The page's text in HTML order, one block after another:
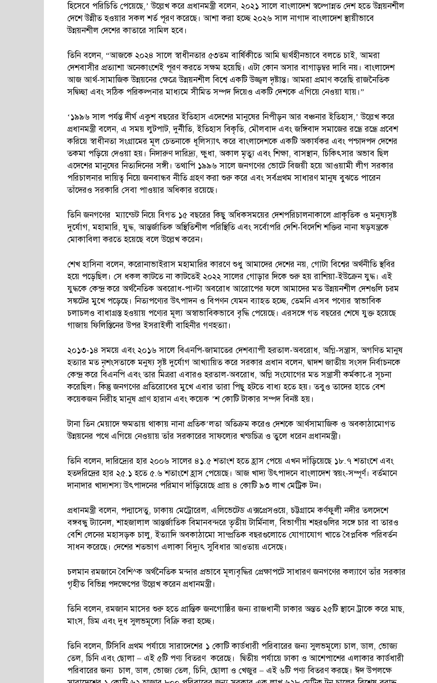
হিসেবে পরিচিতি পেয়েছে,’ উল্লেখ করে প্রধানমন্ত্রী বলেন, ২০২১ সালে বাংলাদেশ স্বল্পোন্নত দেশ হতে উন্নয়নশীল
দেশে উন্নীত হওয়ার সকল শর্ত পূরণ করেছে। আশা করা হচ্ছে ২০২৬ সাল নাগাদ বাংলাদেশ স্থায়ীভাবে
উন্নয়নশীল দেশের কাতারে সামিল হবে।
তিনি বলেন, “আজকে ২০২৪ সালে স্বাধীনতার ৫৩তম বার্ষিকীতে আমি দ্ব্যর্থহীনভাবে বলতে চাই, আমরা
দেশবাসীর প্রত্যাশা অনেকাংশেই পূরণ করতে সক্ষম হয়েছি। এটা কোন অসার বাগাড়ম্বর দাবি নয়। বাংলাদেশ
আজ আর্থ-সামাজিক উন্নয়নের ক্ষেত্রে উন্নয়নশীল বিশ্বে একটি উজ্জ্বল দৃষ্টান্ত। আমরা প্রমাণ করেছি রাজনৈতিক
সদ্বিচ্ছা এবং সঠিক পরিকল্পনার মাধ্যমে সীমিত সম্পদ দিয়েও একটি দেশকে এগিয়ে নেওয়া যায়।”
‘১৯৯৬ সাল পর্যন্ত দীর্ঘ একুশ বছরের ইতিহাস এদেশের মানুষের নিপীড়ন আর বঞ্চনার ইতিহাস,’ উল্লেখ করে
প্রধানমন্ত্রী বলেন, এ সময় লুটপাট, দুর্নীতি, ইতিহাস বিকৃতি, মৌলবাদ এবং জঙ্গিবাদ সমাজের রন্ধ্রে রন্ধ্রে প্রবেশ
করিয়ে স্বাধীনতা সংগ্রামের মূল চেতনাকে ধূলিস্যাৎ করে বাংলাদেশকে একটি অকার্যকর এবং পশ্চাদপদ দেশের
তকমা পড়িয়ে দেওয়া হয়। নিদারুণ দারিদ্র্য, ক্ষুধা, অকাল মৃত্যু এবং শিক্ষা, বাসস্থান, চিকিৎসার অভাব ছিল
এদেশের মানুষের নিত্যদিনের সঙ্গী। তথাপি ১৯৯৬ সালে জনগণের ভোটে বিজয়ী হয়ে আওয়ামী লীগ সরকার
পরিচালনার দায়িত্ব নিয়ে জনবান্ধব নীতি গ্রহণ করা শুরু করে এবং সর্বপ্রথম সাধারণ মানুষ বুঝতে পারেন
তাঁদেরও সরকারি সেবা পাওয়ার অধিকার রয়েছে।
তিনি জনগণের ম্যান্ডেট নিয়ে বিগত ১৫ বছরের কিছু অধিকসময়ের দেশপরিচালনাকালে প্রাকৃতিক ও মনুষ্যসৃষ্ট
দুর্যোগ, মহামারি, যুদ্ধ, আন্তর্জাতিক অস্থিতিশীল পরিস্থিতি এবং সর্বোপরি দেশি-বিদেশি শক্তির নানা ষড়যন্ত্রকে
মোকাবিলা করতে হয়েছে বলে উল্লেখ করেন।
শেখ হাসিনা বলেন, করোনাভাইরাস মহামারির কারণে শুধু আমাদের দেশের নয়, গোটা বিশ্বের অর্থনীতি স্থবির
হয়ে পড়েছিল। সে ধকল কাটতে না কাটতেই ২০২২ সালের গোড়ার দিকে শুরু হয় রাশিয়া-ইউক্রেন যুদ্ধ। এই
যুদ্ধকে কেন্দ্র করে অর্থনৈতিক অবরোধ-পাল্টা অবরোধ আরোপের ফলে আমাদের মত উন্নয়নশীল দেশগুলি চরম
সঙ্কটের মুখে পড়েছে। নিত্যপণ্যের উৎপাদন ও বিপণন যেমন ব্যাহত হচ্ছে, তেমনি এসব পণ্যের স্বাভাবিক
চলাচলও বাধাগ্রস্ত হওয়ায় পণ্যের মূল্য অস্বাভাবিকভাবে বৃদ্ধি পেয়েছে। এরসঙ্গে গত বছরের শেষে যুক্ত হয়েছে
গাজায় ফিলিস্তিনের উপর ইসরাইলী বাহিনীর গণহত্যা।
২০১৩-১৪ সময়ে এবং ২০১৬ সালে বিএনপি-জামাতের দেশব্যাপী হরতাল-অবরোধ, অগ্নি-সন্ত্রাস, অগণিত মানুষ
হত্যার মত নৃশংসতাকে মনুষ্য সৃষ্ট দুর্যোগ আখ্যায়িত করে সরকার প্রধান বলেন, দ্বাদশ জাতীয় সংসদ নির্বাচনকে
কেন্দ্র করে বিএনপি এবং তার মিত্ররা এবারও হরতাল-অবরোধ, অগ্নি সংযোগের মত সন্ত্রাসী কর্মকা-ের সূচনা
করেছিল। কিন্তু জনগণের প্রতিরোধের মুখে এবার তারা পিছু হটতে বাধ্য হতে হয়। তবুও তাদের হাতে বেশ
কয়েকজন নিরীহ মানুষ প্রাণ হারান এবং কয়েক ’শ কোটি টাকার সম্পদ বিনষ্ট হয়।
টানা তিন মেয়াদে ক্ষমতায় থাকায় নানা প্রতিক’লতা অতিক্রম করেও দেশকে আর্থসামাজিক ও অবকাঠামোগত
উন্নয়নের পথে এগিয়ে নেওয়ায় তাঁর সরকারের সাফল্যের খন্ডচিত্র ও তুলে ধরেন প্রধানমন্ত্রী।
তিনি বলেন, দারিদ্র্যের হার ২০০৬ সালের ৪১.৫ শতাংশ হতে হ্রাস পেয়ে এখন দাঁড়িয়েছে ১৮.৭ শতাংশে এবং
হতদরিদ্রের হার ২৫.১ হতে ৫.৬ শতাংশে হ্রাস পেয়েছে। আজ খাদ্য উৎপাদনে বাংলাদেশ স্বয়ং-সম্পূর্ণ। বর্তমানে
দানাদার খাদ্যশস্য উৎপাদনের পরিমাণ দাঁড়িয়েছে প্রায় ৪ কোটি ৯৩ লাখ মেট্রিক টন।
প্রধানমন্ত্রী বলেন, পদ্মাসেতু, ঢাকায় মেট্রোরেল, এলিভেটেড এক্সপ্রেসওয়ে, চট্টগ্রামে কর্ণফুলী নদীর তলদেশে
বঙ্গবন্ধু ট্যানেল, শাহজালাল আন্তর্জাতিক বিমানবন্দরে তৃতীয় টার্মিনাল, বিভাগীয় শহরগুলির সঙ্গে চার বা তারও
বেশি লেনের মহাসড়ক চালু, ইত্যাদি অবকাঠামো সাম্প্রতিক বছরগুলোতে যোগাযোগ খাতে বৈপ্লবিক পরিবর্তন
সাধন করেছে। দেশের শতভাগ এলাকা বিদ্যুৎ সুবিধার আওতায় এসেছে।
চলমান রমজানে বৈশি^ক অর্থনৈতিক মন্দার প্রভাবে মূল্যবৃদ্ধির প্রেক্ষাপটে সাধারণ জনগণের কল্যাণে তাঁর সরকার
গৃহীত বিভিন্ন পদক্ষেপের উল্লেখ করেন প্রধানমন্ত্রী।
তিনি বলেন, রমজান মাসের শুরু হতে প্রান্তিক জনগোষ্ঠির জন্য রাজধানী ঢাকার অন্তত ২৫টি স্থানে ট্রাকে করে মাছ,
মাংস, ডিম এবং দুধ সুলভমূল্যে বিক্রি করা হচ্ছে।
তিনি বলেন, টিসিবি প্রথম পর্যায়ে সারাদেশের ১ কোটি কার্ডধারী পরিবারের জন্য সুলভমূল্যে চাল, ডাল, ভোজ্য
তেল, চিনি এবং ছোলা – এই ৫টি পণ্য বিতরণ করেছে। দ্বিতীয় পর্যায়ে ঢাকা ও আশেপাশের এলাকার কার্ডধারী
পরিবারের জন্য চাল, ডাল, ভোজ্য তেল, চিনি, ছোলা ও খেজুর – এই ৬টি পণ্য বিতরণ করছে। ঈদ উপলক্ষে